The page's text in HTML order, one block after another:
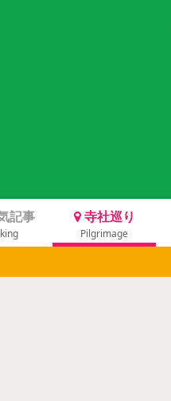
記事
寺社巡り
Pilgrimage